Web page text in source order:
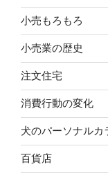
小売もろもろ
小売業の歴史
注文住宅
消費行動の変化
犬のパーソナルカ
百貨店